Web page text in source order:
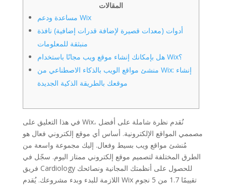
المقالات
مساعدة ودعم Wix
أدوات (معدات قصيرة لإضافة قدرات إضافية) نافذة
منبثقة للمعلومات
هل بإمكانك إنشاء موقع ويب مجانًا باستخدام Wix؟
منشئ مواقع الويب بالذكاء الاصطناعي من Wix: إنشاء
موقعك بالطريقة الذكية الجديدة
في هذا التعليق على Wix، نُقدم نظرة شاملة على أفضل
مصممي المواقع الإلكترونية. أساس أي موقع إلكتروني فعال هو
مُنشئ مواقع ويب بسيط وفعال. إليك مجموعة واسعة من
الطرق المختلفة لتصميم موقع إلكتروني ممتاز اليوم. سجّل في
فريق Cardiology للحصول على أنظمتك المجانية ونصائحك
اللازمة للبدء وبدء مشروعك.يُقدم Wix تقييمًا 1.7 من 5 نجوم